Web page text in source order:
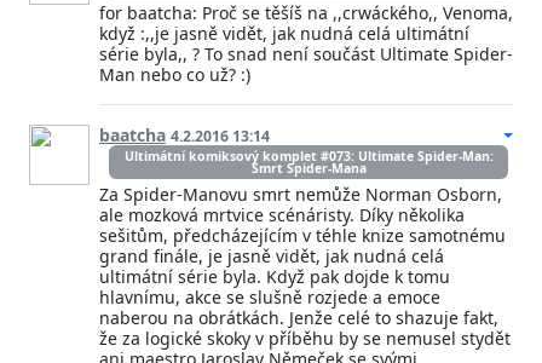
for baatcha: Proč se těšíš na ,,crwáckého,, Venoma,
když :,,je jasně vidět, jak nudná celá ultimátní
série byla,, ? To snad není součást Ultimate Spider-
Man nebo co už? :)
baatcha 4.2.2016 13:14
Ultimátní komiksový komplet #073: Ultimate Spider-Man:
Smrt Spider-Mana
Za Spider-Manovu smrt nemůže Norman Osborn,
ale mozková mrtvice scénáristy. Díky několika
sešitům, předcházejícím v téhle knize samotnému
grand finále, je jasně vidět, jak nudná celá
ultimátní série byla. Když pak dojde k tomu
hlavnímu, akce se slušně rozjede a emoce
naberou na obrátkách. Jenže celé to shazuje fakt,
že za logické skoky v příběhu by se nemusel stydět
ani maestro Jaroslav Němeček se svými